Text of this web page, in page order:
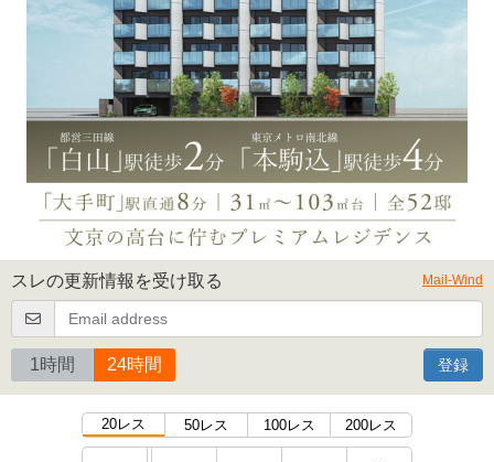
スレの更新情報を受け取る Mail-Wind
1時間 24時間 登録
20レス 50レス 100レス 200レス